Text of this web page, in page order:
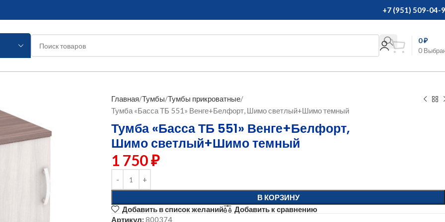
+7 (951) 509-04-
0
0₽
Главная Тумбы Тумбы прикроватные
Тумба «Басса ТБ 551» Венге+Белфорт, Шимо светлый+Шимо темный
Тумба «Басса ТБ 551» Венге+Белфорт,
Шимо светлый+Шимо темный
1 750₽
В КОРЗИНУ
Добавить в список желаний
Добавить к сравнению
Артикул: 800374